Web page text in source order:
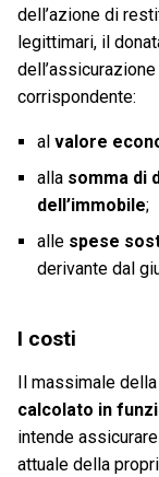
dell’azione di
legittimari, il
corrispondente:
al valore
alla somma di
dell’immobile;
alle spese
derivante dal
I costi
Il massimale
calcolato in
intende
attuale della